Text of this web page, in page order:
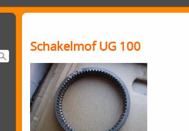
Schakelmof UG 100